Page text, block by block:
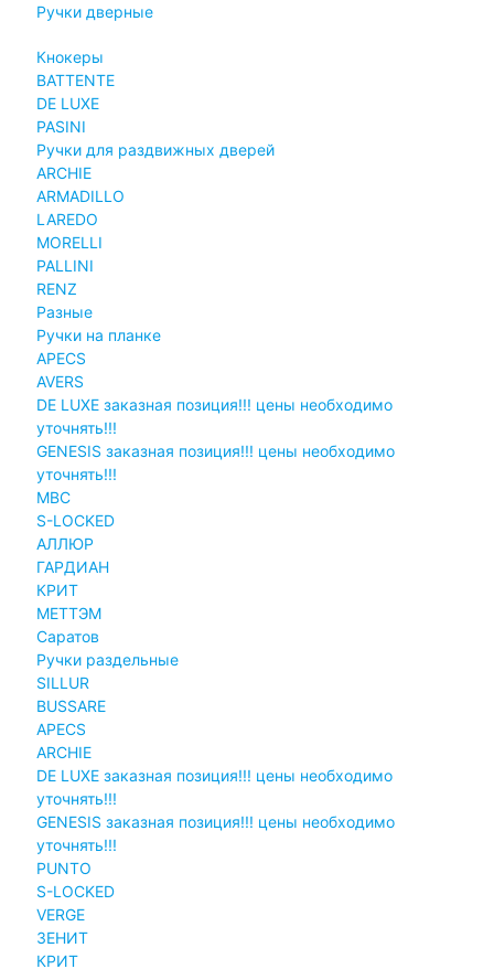
Ручки дверные
Кнокеры
BATTENTE
DE LUXE
PASINI
Ручки для раздвижных дверей
ARCHIE
ARMADILLO
LAREDO
MORELLI
PALLINI
RENZ
Разные
Ручки на планке
APECS
AVERS
DE LUXE заказная позиция!!! цены необходимо
уточнять!!!
GENESIS заказная позиция!!! цены необходимо
уточнять!!!
MBC
S-LOCKED
АЛЛЮР
ГАРДИАН
КРИТ
МЕТТЭМ
Саратов
Ручки раздельные
SILLUR
BUSSARE
APECS
ARCHIE
DE LUXE заказная позиция!!! цены необходимо
уточнять!!!
GENESIS заказная позиция!!! цены необходимо
уточнять!!!
PUNTO
S-LOCKED
VERGE
ЗЕНИТ
КРИТ